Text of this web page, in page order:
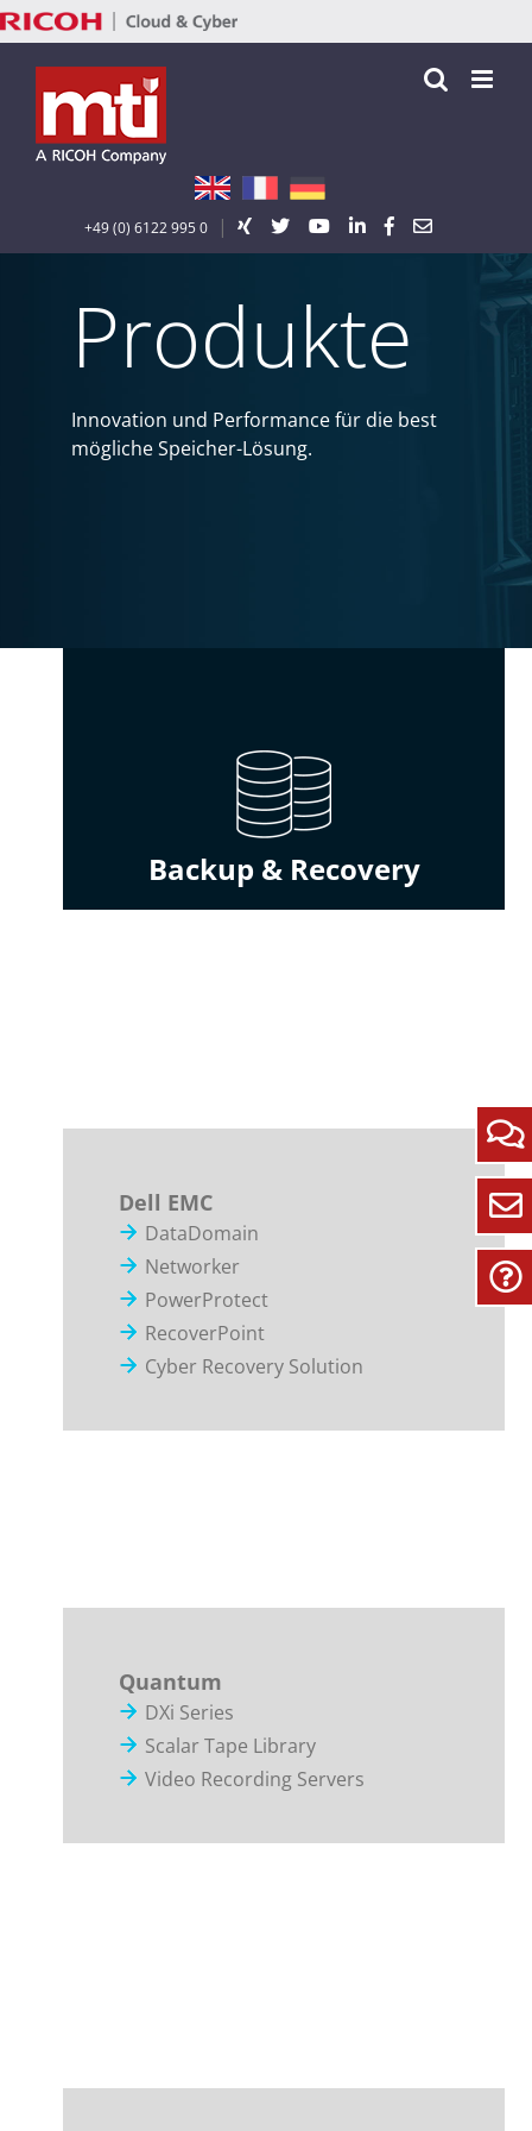
Zum
Inhalt
springen
+49 (0) 6122 995 0 |
Produkte
Innovation und Performance für die best
mögliche Speicher-Lösung.
Backup & Recovery
Dell EMC
DataDomain
Networker
PowerProtect
RecoverPoint
Cyber Recovery Solution
Quantum
DXi Series
Scalar Tape Library
Video Recording Servers